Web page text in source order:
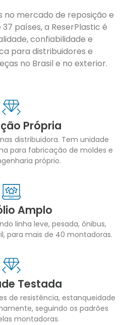
no mercado de reposição e
países, a ReserPlastic é
confiabilidade e
para distribuidores e
no Brasil e no exterior.
Própria
distribuidora. Tem unidade
para fabricação de moldes e
próprio.
Amplo
linha leve, pesada, ônibus,
para mais de 40 montadoras.
Testada
de resistência, estanqueidade
seguindo os padrões
montadoras.